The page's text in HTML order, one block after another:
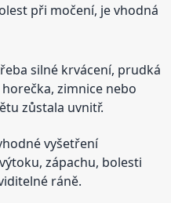
při močení, je vhodná
silné krvácení, prudká
zimnice nebo
zůstala uvnitř.
vyšetření
zápachu, bolesti
ráně.